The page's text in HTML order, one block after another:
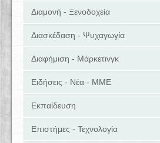
Διαμονή - Ξενοδοχεία
Διασκέδαση - Ψυχαγωγία
Διαφήμιση - Μάρκετινγκ
Ειδήσεις - Νέα - ΜΜΕ
Εκπαίδευση
Επιστήμες - Τεχνολογία